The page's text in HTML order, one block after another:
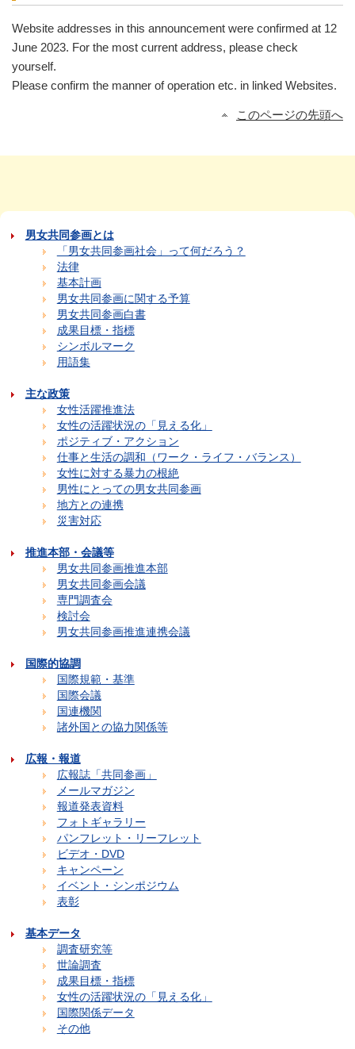
Website addresses in this announcement were confirmed at 12
June 2023. For the most current address, please check
yourself.
Please confirm the manner of operation etc. in linked Websites.
このページの先頭へ
男女共同参画とは
「男女共同参画社会」って何だろう？
法律
基本計画
男女共同参画に関する予算
男女共同参画白書
成果目標・指標
シンボルマーク
用語集
主な政策
女性活躍推進法
女性の活躍状況の「見える化」
ポジティブ・アクション
仕事と生活の調和（ワーク・ライフ・バランス）
女性に対する暴力の根絶
男性にとっての男女共同参画
地方との連携
災害対応
推進本部・会議等
男女共同参画推進本部
男女共同参画会議
専門調査会
検討会
男女共同参画推進連携会議
国際的協調
国際規範・基準
国際会議
国連機関
諸外国との協力関係等
広報・報道
広報誌「共同参画」
メールマガジン
報道発表資料
フォトギャラリー
パンフレット・リーフレット
ビデオ・DVD
キャンペーン
イベント・シンポジウム
表彰
基本データ
調査研究等
世論調査
成果目標・指標
女性の活躍状況の「見える化」
国際関係データ
その他